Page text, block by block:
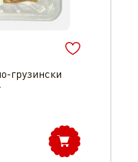
грузински